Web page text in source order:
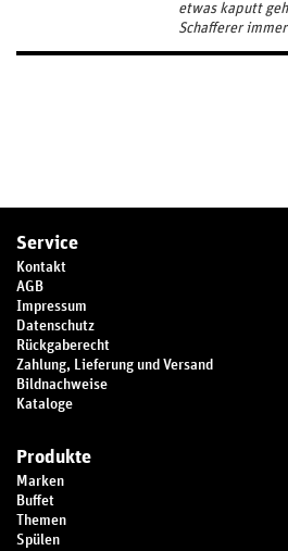
etwas kaputt
Schafferer
Service
Kontakt
AGB
Impressum
Datenschutz
Rückgaberecht
Zahlung, Lieferung und Versand
Bildnachweise
Kataloge
Produkte
Marken
Buffet
Themen
Spülen